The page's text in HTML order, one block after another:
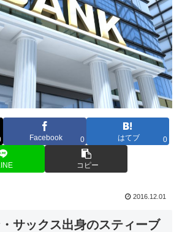
Facebook 0 はてブ 0
コピー
2016.12.01
サックス出身のスティーブ